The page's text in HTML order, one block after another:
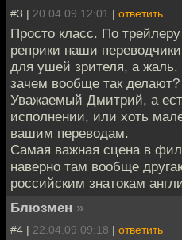
#3 | 20.04.09 12:01 | ответить
Просто класс. По
реприки наши
для ушей зрителя, а жаль.
зачем вообще так делают?
Уважаемый Дмитрий, а
исполнении, или хоть
вашим переводам.
Самая важная сцена в
наверно там вообще
российским знатокам
Блюзмен »
#4 | 22.04.09 09:18 | ответить